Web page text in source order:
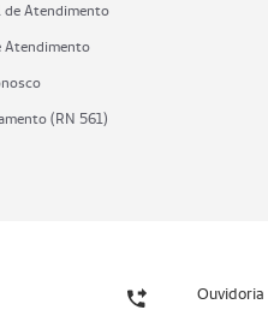
de Atendimento
Atendimento
(RN 561)
Ouvidoria